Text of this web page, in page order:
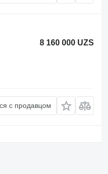
8 160 000 UZS
с продавцом